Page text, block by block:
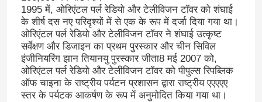
1995 में, ओरिएंटल पर्ल रेडियो और टेलीविजन टॉवर को शंघाई
के शीर्ष दस नए परिदृश्यों में से एक के रूप में दर्जा दिया गया था।
ओरिएंटल पर्ल रेडियो और टेलीविजन टॉवर ने शंघाई उत्कृष्ट
सर्वेक्षण और डिजाइन का प्रथम पुरस्कार और चीन सिविल
इंजीनियरिंग झान तियानयु पुरस्कार जीता8 मई 2007 को,
ओरिएंटल पर्ल रेडियो और टेलीविजन टॉवर को पीपुल्स रिपब्लिक
ऑफ चाइना के राष्ट्रीय पर्यटन प्रशासन द्वारा राष्ट्रीय एएएएए
स्तर के पर्यटक आकर्षण के रूप में अनुमोदित किया गया था।